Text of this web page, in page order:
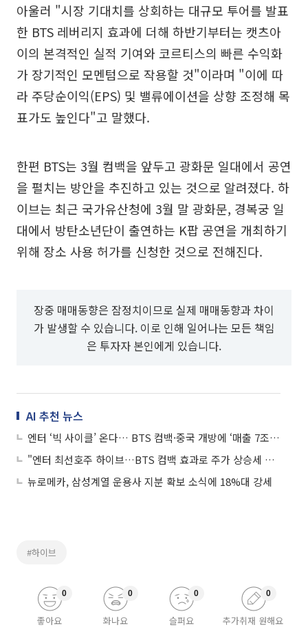
아울러 "시장 기대치를 상회하는 대규모 투어를 발표
한 BTS 레버리지 효과에 더해 하반기부터는 캣츠아
이의 본격적인 실적 기여와 코르티스의 빠른 수익화
가 장기적인 모멘텀으로 작용할 것"이라며 "이에 따
라 주당순이익(EPS) 및 밸류에이션을 상향 조정해 목
표가도 높인다"고 말했다.
한편 BTS는 3월 컴백을 앞두고 광화문 일대에서 공연
을 펼치는 방안을 추진하고 있는 것으로 알려졌다. 하
이브는 최근 국가유산청에 3월 말 광화문, 경복궁 일
대에서 방탄소년단이 출연하는 K팝 공연을 개최하기
위해 장소 사용 허가를 신청한 것으로 전해진다.
장중 매매동향은 잠정치이므로 실제 매매동향과 차이
가 발생할 수 있습니다. 이로 인해 일어나는 모든 책임
은 투자자 본인에게 있습니다.
AI 추천 뉴스
엔터 ‘빅 사이클’ 온다… BTS 컴백·중국 개방에 ‘매출 7조’ 시대
"엔터 최선호주 하이브…BTS 컴백 효과로 주가 상승세 당분간 지속"
뉴로메카, 삼성계열 운용사 지분 확보 소식에 18%대 강세
#하이브
좋아요
0
화나요
0
슬퍼요
0
추가취재 원해요
0